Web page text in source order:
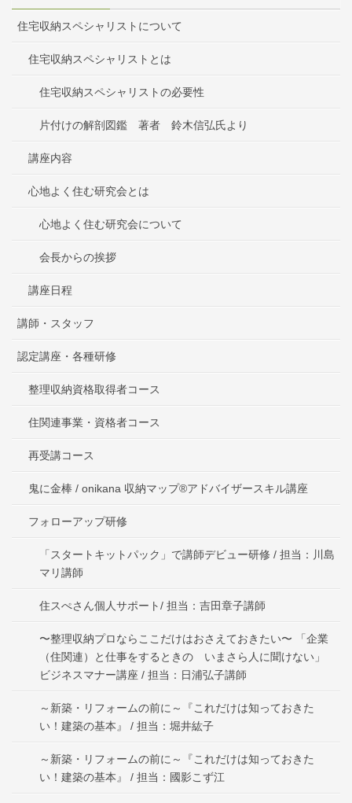
住宅収納スペシャリストについて
住宅収納スペシャリストとは
住宅収納スペシャリストの必要性
片付けの解剖図鑑 著者 鈴木信弘氏より
講座内容
心地よく住む研究会とは
心地よく住む研究会について
会長からの挨拶
講座日程
講師・スタッフ
認定講座・各種研修
整理収納資格取得者コース
住関連事業・資格者コース
再受講コース
鬼に金棒 / onikana 収納マップ®アドバイザースキル講座
フォローアップ研修
「スタートキットパック」で講師デビュー研修 / 担当：川島
マリ講師
住スぺさん個人サポート/ 担当：吉田章子講師
〜整理収納プロならここだけはおさえておきたい〜 「企業
（住関連）と仕事をするときの いまさら人に聞けない」
ビジネスマナー講座 / 担当：日浦弘子講師
～新築・リフォームの前に～『これだけは知っておきた
い！建築の基本』 / 担当：堀井紘子
～新築・リフォームの前に～『これだけは知っておきた
い！建築の基本』 / 担当：國影こず江